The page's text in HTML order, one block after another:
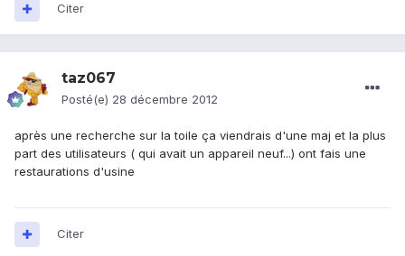
Citer
taz067
Posté(e) 28 décembre 2012
après une recherche sur la toile ça viendrais d'une maj et la plus
part des utilisateurs ( qui avait un appareil neuf...) ont fais une
restaurations d'usine
Citer